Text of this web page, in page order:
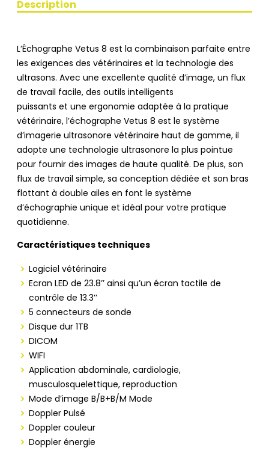
Description
L’Échographe Vetus 8 est la combinaison parfaite entre
les exigences des vétérinaires et la technologie des
ultrasons. Avec une excellente qualité d’image, un flux
de travail facile, des outils intelligents
puissants et une ergonomie adaptée à la pratique
vétérinaire, l’échographe Vetus 8 est le système
d’imagerie ultrasonore vétérinaire haut de gamme, il
adopte une technologie ultrasonore la plus pointue
pour fournir des images de haute qualité. De plus, son
flux de travail simple, sa conception dédiée et son bras
flottant à double ailes en font le système
d’échographie unique et idéal pour votre pratique
quotidienne.
Caractéristiques techniques
Logiciel vétérinaire
Ecran LED de 23.8’’ ainsi qu’un écran tactile de
contrôle de 13.3’’
5 connecteurs de sonde
Disque dur 1TB
DICOM
WIFI
Application abdominale, cardiologie,
musculosquelettique, reproduction
Mode d’image B/B+B/M Mode
Doppler Pulsé
Doppler couleur
Doppler énergie